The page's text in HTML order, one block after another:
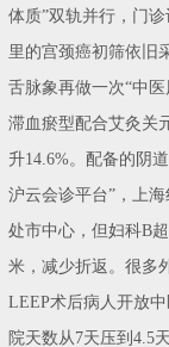
体质”双轨并行，门
里的宫颈癌初筛依旧
舌脉象再做一次“中
滞血瘀型配合艾灸关
升14.6%。配备的阴
沪云会诊平台”，上
处市中心，但妇科B
米，减少折返。很多
LEEP术后病人开放
院天数从7天压到4.5